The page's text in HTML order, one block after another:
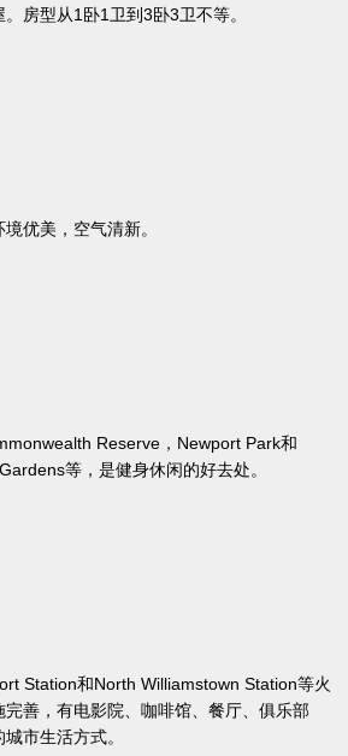
房型从1卧1卫到3卧3卫不等。
优美，空气清新。
Reserve，Newport Park和
等，是健身休闲的好去处。
Station和North Williamstown Station等火
善，有电影院、咖啡馆、餐厅、俱乐部
市生活方式。